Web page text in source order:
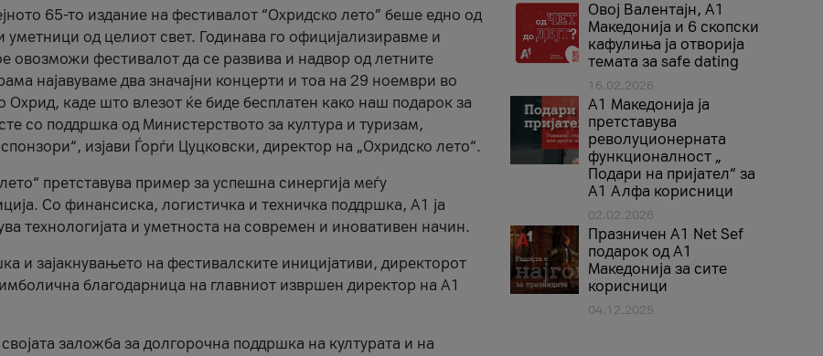
65-то издание на фестивалот “Охридско лето” беше едно од
уметници од целиот свет. Годинава го официјализиравме и
овозможи фестивалот да се развива и надвор од летните
најавуваме два значајни концерти и тоа на 29 ноември во
каде што влезот ќе биде бесплатен како наш подарок за
со поддршка од Министерството за култура и туризам,
изјави Ѓорѓи Цуцковски, директор на „Охридско лето“.
претставува пример за успешна синергија меѓу
Со финансиска, логистичка и техничка поддршка, A1 ја
технологијата и уметноста на современ и иновативен начин.
и зајакнувањето на фестивалските иницијативи, директорот
благодарница на главниот извршен директор на A1
заложба за долгорочна поддршка на културата и на
Овој Валентајн, A1
Македонија и 6 скопски
кафулиња ја отворија
темата за safe dating
16.02.2026
А1 Македонија ја
претставува
револуционерната
функционалност „
Подари на пријател“ за
А1 Алфа корисници
02.02.2026
Празничен A1 Net Sеf
подарок од А1
Македонија за сите
корисници
04.12.2025